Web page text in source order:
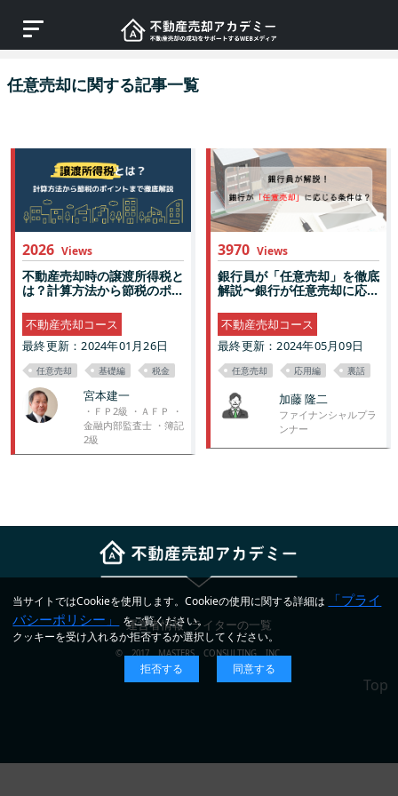
任意売却に関する記事一覧
2026 Views
不動産売却時の譲渡所得税と
は？計算方法から節税のポ...
不動産売却コース
最終更新：2024年01月26日
任意売却 基礎編 税金
宮本建一
・ＦＰ2級 ・ＡＦＰ ・
金融内部監査士 ・簿記
2級
3970 Views
銀行員が「任意売却」を徹底
解説〜銀行が任意売却に応...
不動産売却コース
最終更新：2024年05月09日
任意売却 応用編 裏話
加藤 隆二
ファイナンシャルプラ
ンナー
運営者情報 ライターの一覧
© 2017 MASTERS CONSULTING INC.
Top
当サイトではCookieを使用します。Cookieの使用に関する詳細は
「プライ
バシーポリシー」
をご覧ください。
クッキーを受け入れるか拒否するか選択してください。
拒否する 同意する